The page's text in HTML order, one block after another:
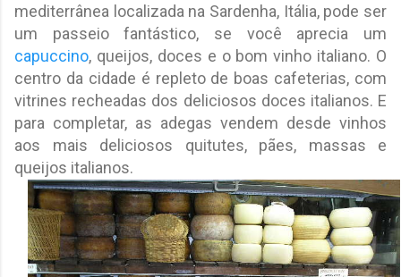
mediterrânea localizada na Sardenha, Itália, pode ser
um passeio fantástico, se você aprecia um
capuccino, queijos, doces e o bom vinho italiano. O
centro da cidade é repleto de boas cafeterias, com
vitrines recheadas dos deliciosos doces italianos. E
para completar, as adegas vendem desde vinhos
aos mais deliciosos quitutes, pães, massas e
queijos italianos.